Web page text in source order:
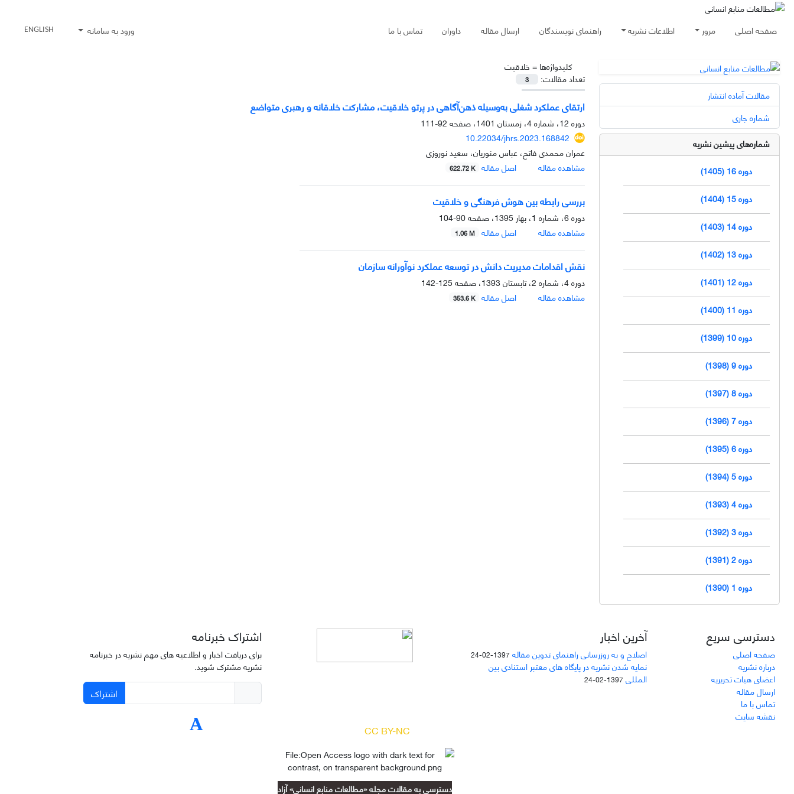
صفحه اصلی مرور اطلاعات نشریه راهنمای نویسندگان ارسال مقاله داوران تماس با ما ورود به سامانه ENGLISH
کلیدواژه‌ها = خلاقیت
تعداد مقالات:
3
ارتقای عملکرد شغلی به‌وسیله ذهن‌آگاهی در پرتو خلاقیت، مشارکت خلاقانه و رهبری متواضع
دوره 12، شماره 4، زمستان 1401، صفحه
92-111
10.22034/jhrs.2023.168842
عمران محمدی فاتح، عباس منوریان، سعید نوروزی
مشاهده مقاله
اصل مقاله 622.72 K
بررسی رابطه بین هوش فرهنگی و خلاقیت
دوره 6، شماره 1، بهار 1395، صفحه
90-104
مشاهده مقاله
اصل مقاله 1.06 M
نقش اقدامات مدیریت دانش در توسعه عملکرد نوآورانه سازمان
دوره 4، شماره 2، تابستان 1393، صفحه
125-142
مشاهده مقاله
اصل مقاله 353.6 K
مقالات آماده انتشار
شماره جاری
شماره‌های پیشین نشریه
دوره 16 (1405)
دوره 15 (1404)
دوره 14 (1403)
دوره 13 (1402)
دوره 12 (1401)
دوره 11 (1400)
دوره 10 (1399)
دوره 9 (1398)
دوره 8 (1397)
دوره 7 (1396)
دوره 6 (1395)
دوره 5 (1394)
دوره 4 (1393)
دوره 3 (1392)
دوره 2 (1391)
دوره 1 (1390)
دسترسی سریع
صفحه اصلی
درباره نشریه
اعضای هیات تحریریه
ارسال مقاله
تماس با ما
نقشه سایت
آخرین اخبار
اصلاح و به روزرسانی راهنمای تدوین مقاله 1397-02-24
نمایه شدن نشریه در پایگاه های معتبر استنادی بین
المللی 1397-02-24
CC BY-NC
دسترسی به مقالات مجله «مطالعات منابع انسانی» آزاد
اشتراک خبرنامه
برای دریافت اخبار و اطلاعیه های مهم نشریه در خبرنامه
نشریه مشترک شوید.
اشتراک